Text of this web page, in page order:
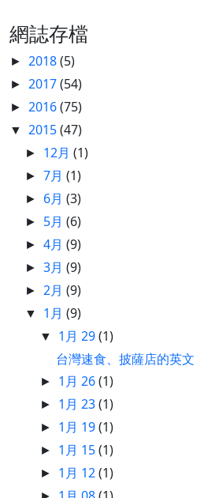
網誌存檔
► 2018(5)
► 2017(54)
► 2016(75)
▼ 2015(47)
► 12月(1)
►7月(1)
► 6月(3)
► 5月(6)
►4月(9)
►3月(9)
► 2月(9)
▼ 1月(9)
▼ 1月 29(1)
台灣速食、披薩店的英文
► 1月 26(1)
► 1月 23(1)
► 1月 19(1)
► 1月 15(1)
► 1月 12(1)